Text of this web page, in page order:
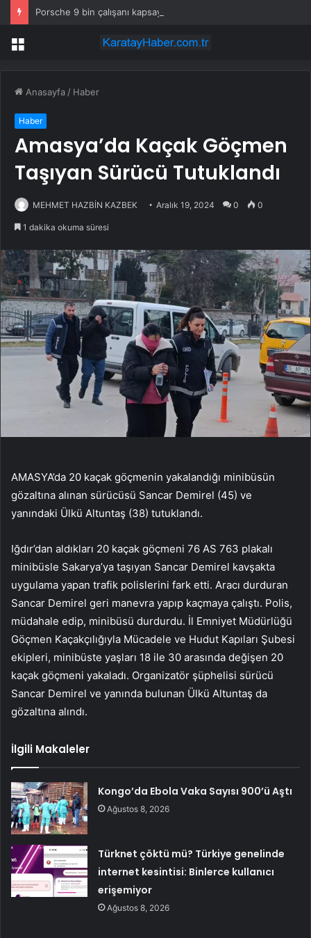
Porsche 9 bin çalışanı kapsayan küçülme planını onayladı
Menü
Anasayfa / Haber
Haber
Amasya’da Kaçak Göçmen
Taşıyan Sürücü Tutuklandı
MEHMET HAZBİN KAZBEK Aralık 19, 2024 0 0
1 dakika okuma süresi
AMASYA’da 20 kaçak göçmenin yakalandığı minibüsün
gözaltına alınan sürücüsü Sancar Demirel (45) ve
yanındaki Ülkü Altuntaş (38) tutuklandı.
Iğdır’dan aldıkları 20 kaçak göçmeni 76 AS 763 plakalı
minibüsle Sakarya’ya taşıyan Sancar Demirel kavşakta
uygulama yapan trafik polislerini fark etti. Aracı durduran
Sancar Demirel geri manevra yapıp kaçmaya çalıştı. Polis,
müdahale edip, minibüsü durdurdu. İl Emniyet Müdürlüğü
Göçmen Kaçakçılığıyla Mücadele ve Hudut Kapıları Şubesi
ekipleri, minibüste yaşları 18 ile 30 arasında değişen 20
kaçak göçmeni yakaladı. Organizatör şüphelisi sürücü
Sancar Demirel ve yanında bulunan Ülkü Altuntaş da
gözaltına alındı.
İlgili Makaleler
Kongo’da Ebola Vaka Sayısı 900’ü Aştı
Ağustos 8, 2026
Türknet çöktü mü? Türkiye genelinde
internet kesintisi: Binlerce kullanıcı
erişemiyor
Ağustos 8, 2026